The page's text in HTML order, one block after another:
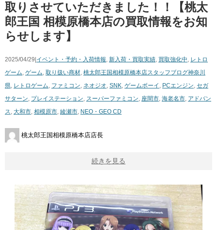
取りさせていただきました！！【桃太
郎王国 相模原橋本店の買取情報をお知
らせします】
2025/04/29| イベント・予約・入荷情報, 新入荷・買取実績, 買取強化中, レトロ
ゲーム, ゲーム, 取り扱い商材, 桃太郎王国相模原橋本店スタッフブログ神奈川
県, レトロゲーム, ファミコン, ネオジオ, SNK, ゲームボーイ , PCエンジン, セガ
サターン, プレイステーション, スーパーファミコン, 座間市, 海老名市, アドバン
ス, 大和市, 相模原市, 綾瀬市, NEO・GEO CD
桃太郎王国相模原橋本店店長
続きを見る